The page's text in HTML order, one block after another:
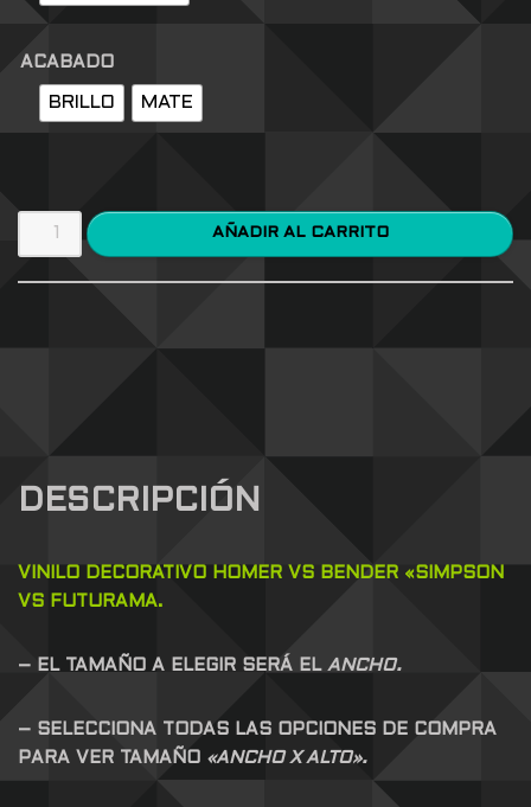
ACABADO
BRILLO MATE
AÑADIR AL CARRITO
DESCRIPCIÓN
VINILO DECORATIVO HOMER VS BENDER «SIMPSON
VS FUTURAMA.
– EL TAMAÑO A ELEGIR SERÁ EL ANCHO.
– SELECCIONA TODAS LAS OPCIONES DE COMPRA
PARA VER TAMAÑO «ANCHO X ALTO».